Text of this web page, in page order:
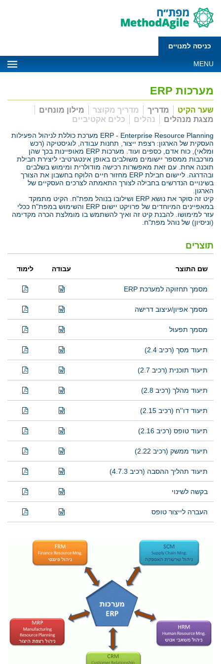
כניסה למנויים
MENU
מערכות ERP
שער הקיט מדריך מדריך מקוצר
מילון מונחים
מצגת מנהלים
נהלים כלים אקטיביים
ERP - Enterprise Resource Planning מערכת כוללת לניהול הפעילות
העסקית של הארגון: רצפת ייצור, תחנות עבודה, לוגיסטיקה (רכש
ומלאי), כוח אדם, כספים ועוד. מערכות ERP מאופיינות בכך שהן
מורכבות ממספר יישומים משולבים באופן אינטגרטיבי ליצירת חבילת
תוכנה אחת. עם זאת מאפשרות רכישה מודולרית ומימוש בשלבים
ובהדרגה. ליישום חבילת ERP מחזור חיים הלוקח בחשבון את הצורך
בשינויים הנדרשים בחבילה לצורך התאמתה לצרכים העסקיים של
הארגון.
קיט זה סוקר את נושא ERP ושילובו בנוהל מפת"ח. הקיט מתמקד
במאפיינים המיוחדים של פרויקט יישום ERP והשימוש במפת"ח ככלי
עזר למימושו. להבנת קיט זה ואיך להשתמש בו מומלצת הכרה מקדימה
(וניסיון) של נוהל מפת"ח.
תוצרים
שם התוצר עבודה לימוד
מסמך תחזוקה למערכת ERP
מסמך אפיון/עיצוב דרישה
מסמך תפעול
תיעוד מסך (רכיב 2.4)
תיעוד תוכנית (רכיב 2.7)
תיעוד מהלך (רכיב 2.8)
תיעוד דו''ח (רכיב 2.15)
תיעוד טופס (רכיב 2.16)
תיעוד ממשק (רכיב 2.22)
תיעוד תהליך ההסבה (רכיב 4.7.3)
בקשה לשינוי
העברה לייצור טופס